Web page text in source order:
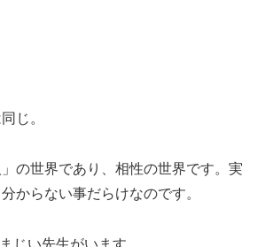
じ。
の世界であり、相性の世界です。実
からない事だらけなのです。
じい先生がいます。